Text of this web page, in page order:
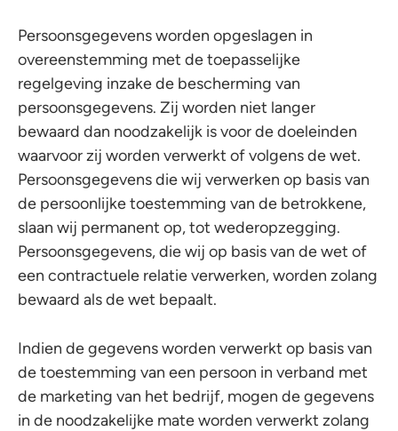
Persoonsgegevens worden opgeslagen in
overeenstemming met de toepasselijke
regelgeving inzake de bescherming van
persoonsgegevens. Zij worden niet langer
bewaard dan noodzakelijk is voor de doeleinden
waarvoor zij worden verwerkt of volgens de wet.
Persoonsgegevens die wij verwerken op basis van
de persoonlijke toestemming van de betrokkene,
slaan wij permanent op, tot wederopzegging.
Persoonsgegevens, die wij op basis van de wet of
een contractuele relatie verwerken, worden zolang
bewaard als de wet bepaalt.
Indien de gegevens worden verwerkt op basis van
de toestemming van een persoon in verband met
de marketing van het bedrijf, mogen de gegevens
in de noodzakelijke mate worden verwerkt zolang